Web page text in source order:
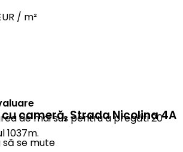
/ m²
de mai sus pentru a pregăti 20
1037m.
cameră,Strada Nicolina 4A
se mute